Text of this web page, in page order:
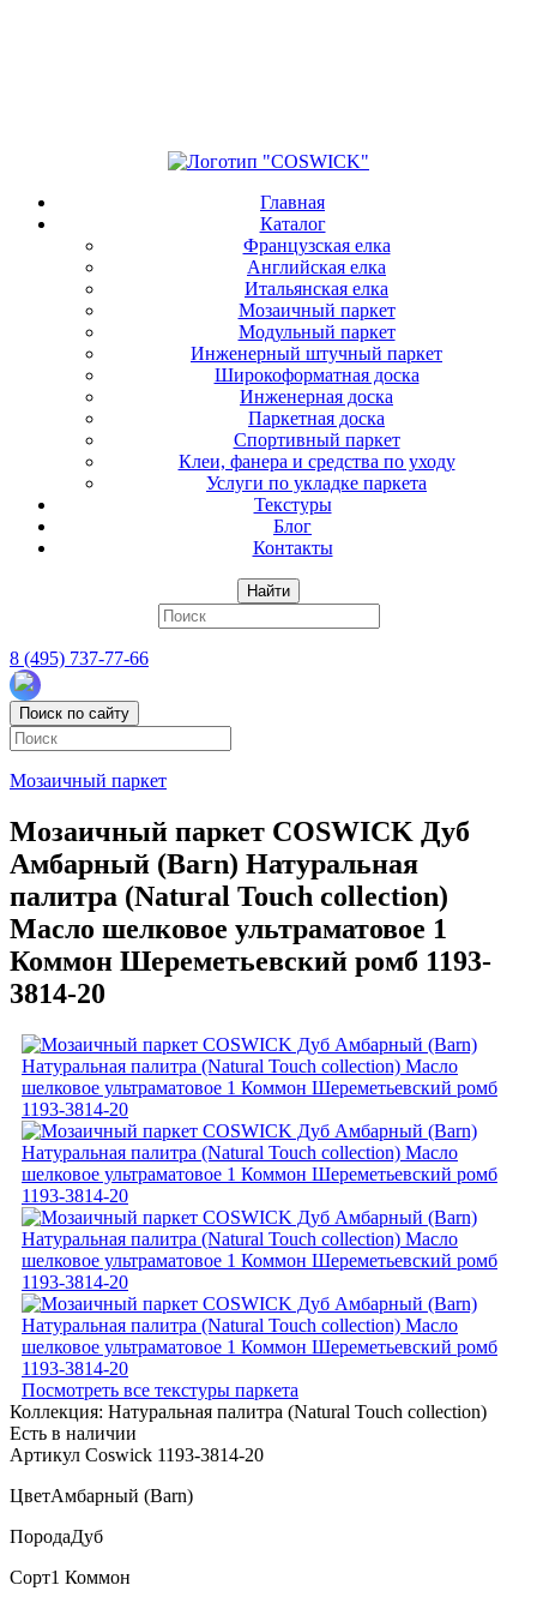
Главная
Каталог
Французская елка
Английская елка
Итальянская елка
Мозаичный паркет
Модульный паркет
Инженерный штучный паркет
Широкоформатная доска
Инженерная доска
Паркетная доска
Спортивный паркет
Клеи, фанера и средства по уходу
Услуги по укладке паркета
Текстуры
Блог
Контакты
Найти
8 (495) 737-77-66
Поиск по сайту
Мозаичный паркет
Мозаичный паркет COSWICK Дуб
Амбарный (Barn) Натуральная
палитра (Natural Touch collection)
Масло шелковое ультраматовое 1
Коммон Шереметьевский ромб 1193-
3814-20
Посмотреть все текстуры паркета
Коллекция: Натуральная палитра (Natural Touch collection)
Есть в наличии
Артикул Coswick 1193-3814-20
ЦветАмбарный (Barn)
ПородаДуб
Сорт1 Коммон